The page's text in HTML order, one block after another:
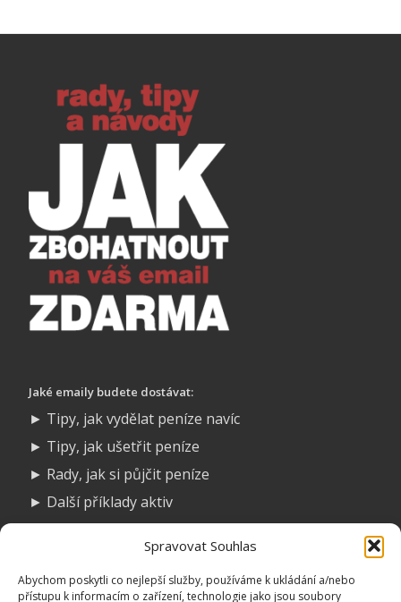
Spravovat Souhlas
Abychom poskytli co nejlepší služby, používáme k ukládání a/nebo
přístupu k informacím o zařízení, technologie jako jsou soubory
Jaké emaily budete dostávat:
► Tipy, jak vydělat peníze navíc
► Tipy, jak ušetřit peníze
► Rady, jak si půjčit peníze
► Další příklady aktiv
► Návody, jak vytvořit aktiva
► Nápady na online podnikání
Přihlášením k odběru souhlasíte se zasíláním obchodních